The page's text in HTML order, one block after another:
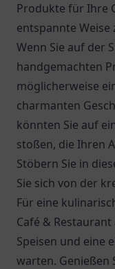
Produkte für Ihre
entspannte Weise
Wenn Sie auf der
handgemachten
möglicherweise
charmanten
könnten Sie auf
stoßen, die Ihren
Stöbern Sie in
Sie sich von der
Für eine
Café & Restaurant
Speisen und eine
warten. Genießen